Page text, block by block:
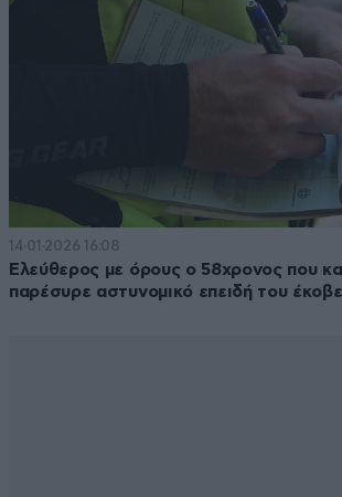
14·01·2026 16:08
Ελεύθερος με όρους ο 58χρονος που
παρέσυρε αστυνομικό επειδή του